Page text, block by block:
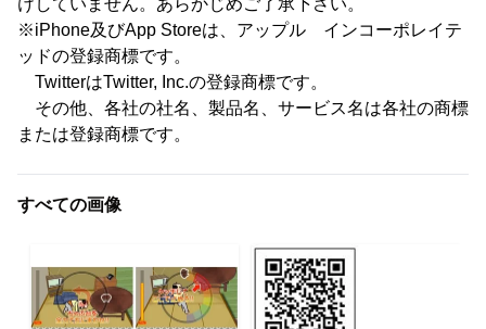
けしていません。あらかじめご了承下さい。
※iPhone及びApp Storeは、アップル インコーポレイテ
ッドの登録商標です。
TwitterはTwitter, Inc.の登録商標です。
その他、各社の社名、製品名、サービス名は各社の商標
または登録商標です。
すべての画像